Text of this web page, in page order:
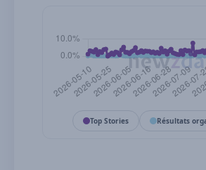
Top Stories Résultats